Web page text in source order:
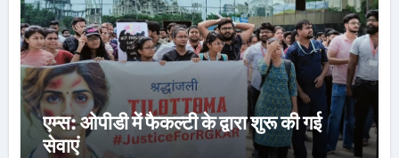
एम्स: ओपीडी में फैकल्टी के द्वारा शुरू की गई
सेवाएं